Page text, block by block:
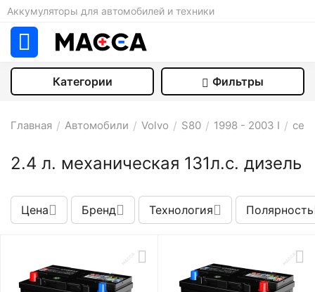
Аккумуляторы для автомобилей и техники
Категории Фильтры
2.4 л. механическая 131л.с. дизель
Главная / Автомобили / Volvo / S80 / 1998 - 2003 I /
Цена Бренд Технология Полярность